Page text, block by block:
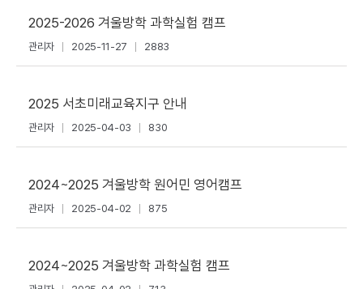
2025-2026 겨울방학 과학실험 캠프
관리자 2025-11-27 2883
2025 서초미래교육지구 안내
관리자 2025-04-03 830
2024~2025 겨울방학 원어민 영어캠프
관리자 2025-04-02 875
2024~2025 겨울방학 과학실험 캠프